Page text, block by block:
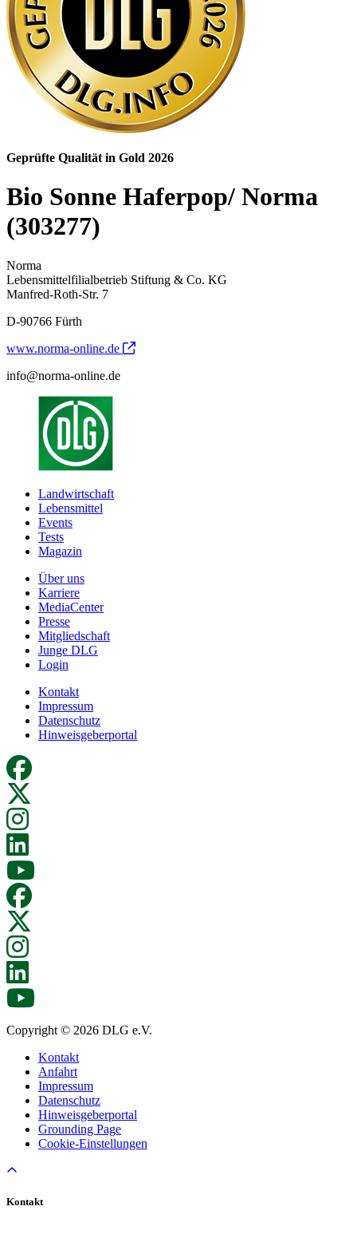
Geprüfte Qualität in Gold 2026
Bio Sonne Haferpop/ Norma
(303277)
Norma
Lebensmittelfilialbetrieb Stiftung & Co. KG
Manfred-Roth-Str. 7
D-90766 Fürth
www.norma-online.de
info@norma-online.de
Landwirtschaft
Lebensmittel
Events
Tests
Magazin
Über uns
Karriere
MediaCenter
Presse
Mitgliedschaft
Junge DLG
Login
Kontakt
Impressum
Datenschutz
Hinweisgeberportal
Copyright © 2026 DLG e.V.
Kontakt
Anfahrt
Impressum
Datenschutz
Hinweisgeberportal
Grounding Page
Cookie-Einstellungen
Kontakt